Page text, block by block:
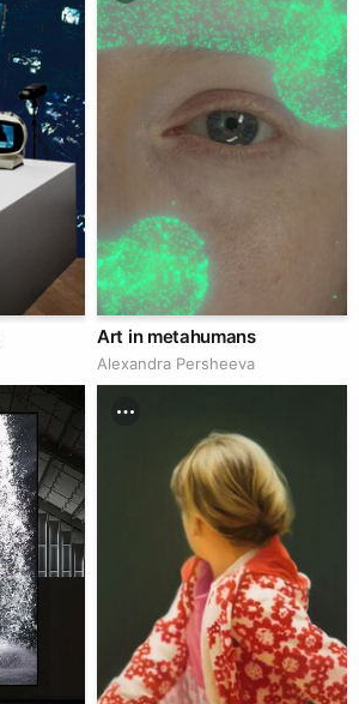
Art in metahumans
Alexandra Persheeva